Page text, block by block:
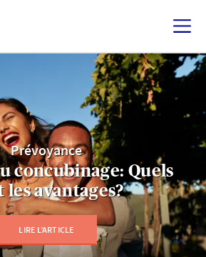
Prévoyance
concubinage: Quels
les avantages?
LIRE L’ARTICLE